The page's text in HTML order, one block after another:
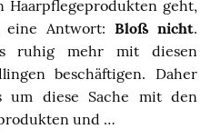
Haarpflegeprodukten geht,
Antwort: Bloß nicht.
ruhig mehr mit diesen
beschäftigen. Daher
um diese Sache mit den
und …